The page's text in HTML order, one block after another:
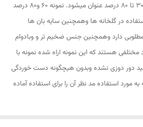
درصد تعیین میگرددکه از 30 تا 80 درصد عنوان میشود. نمونه 60 و80 درصد
در گلخانه ها وهمچنین سایه بان ها
دارد وهمچنین جنس ضخیم تر و وبادوام
مختلفی هستند که این نمونه اراِه شده نمونه با
شید دور دوزی نشده وبدون هیچگونه دست خوردگی
مورد استفاده مد نظر آن را برای استفاده آماده